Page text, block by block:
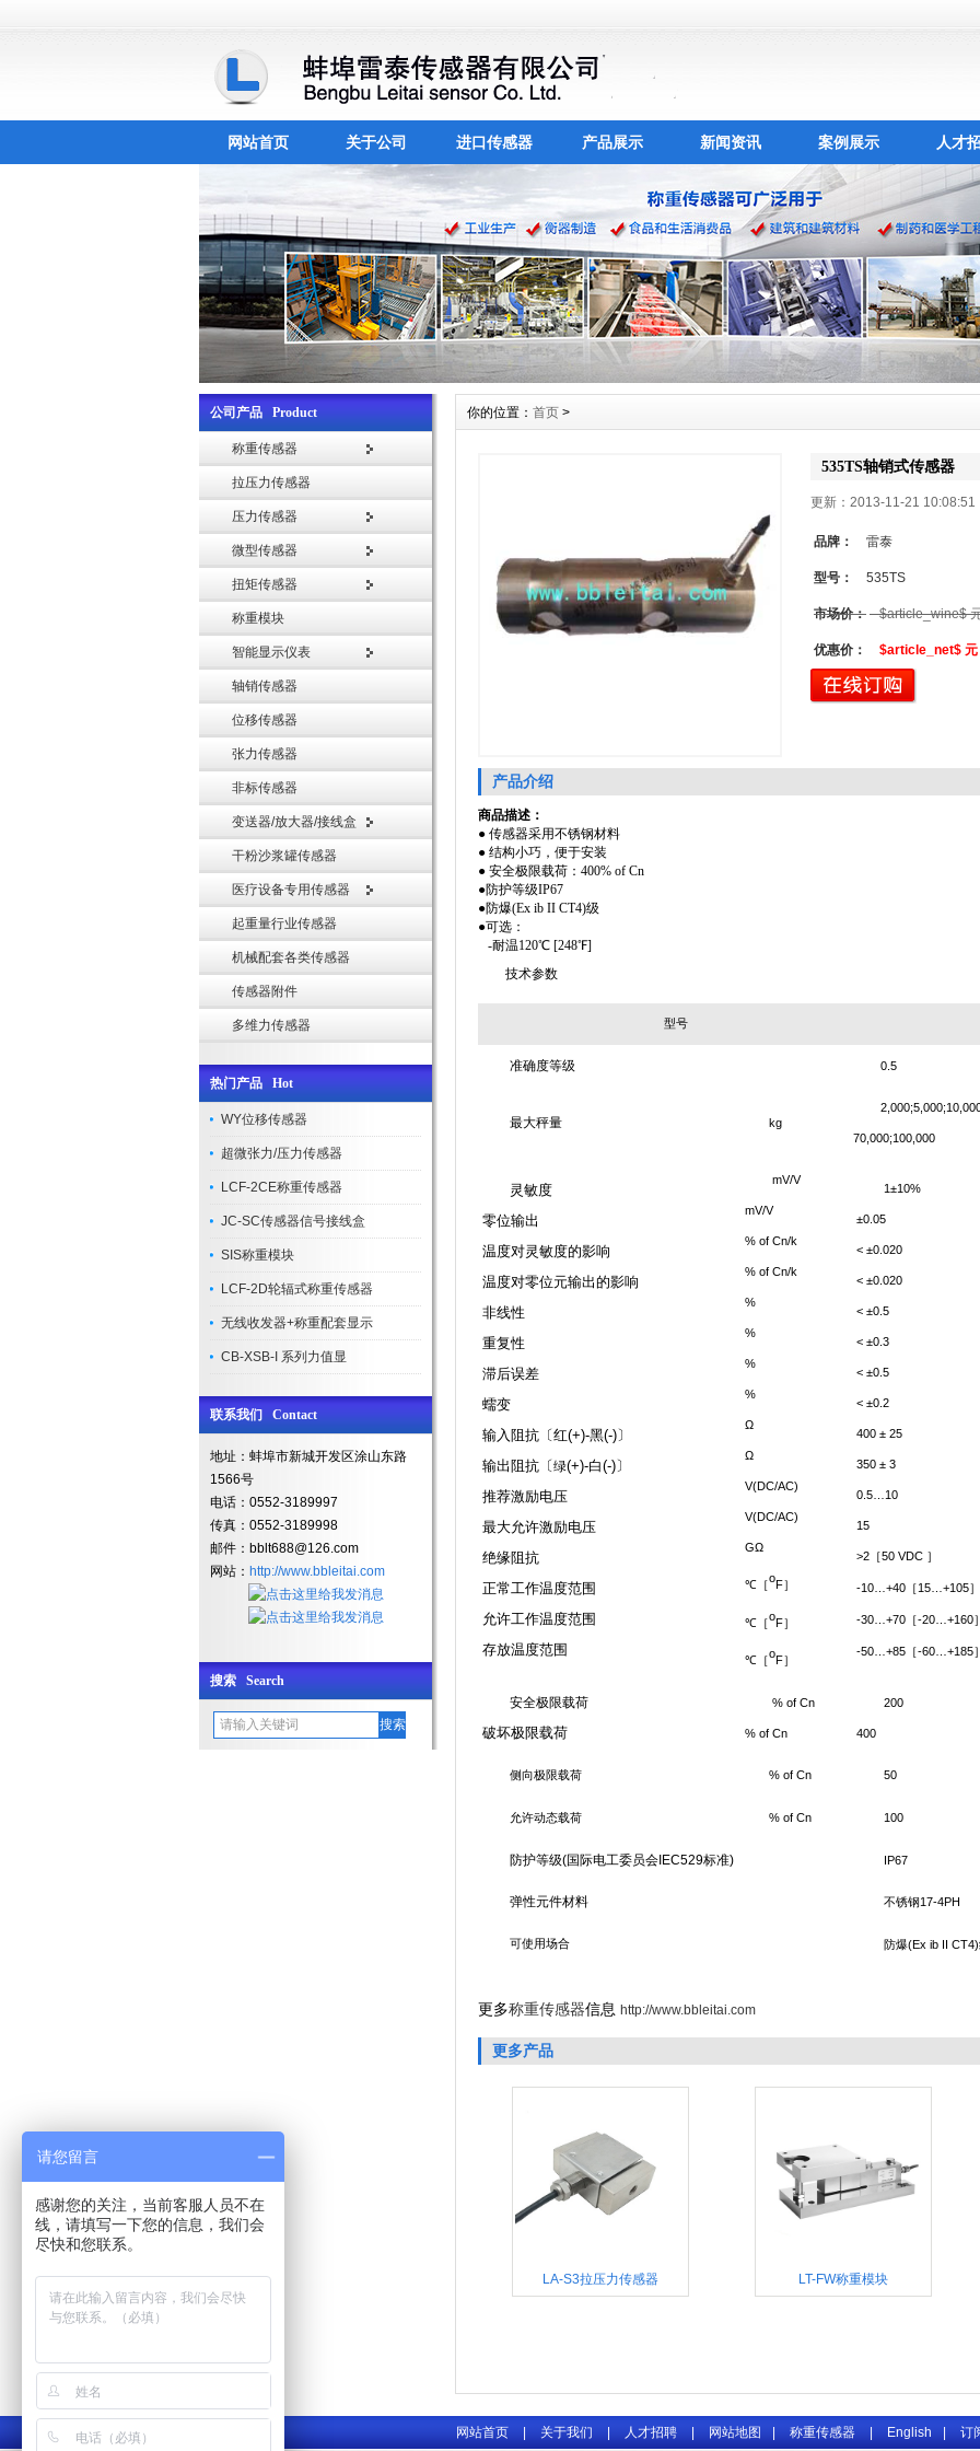
网站首页 关于公司 进口传感器 产品展示 新闻资讯 案例展示 人才
公司产品 Product
称重传感器
拉压力传感器
压力传感器
微型传感器
扭矩传感器
称重模块
智能显示仪表
轴销传感器
位移传感器
张力传感器
非标传感器
变送器/放大器/接线盒
干粉沙浆罐传感器
医疗设备专用传感器
起重量行业传感器
机械配套各类传感器
传感器附件
多维力传感器
热门产品 Hot
WY位移传感器
超微张力/压力传感器
LCF-2CE称重传感器
JC-SC传感器信号接线盒
SIS称重模块
LCF-2D轮辐式称重传感器
无线收发器+称重配套显示
CB-XSB-I 系列力值显
联系我们 Contact
地址：蚌埠市新城开发区涂山东路
1566号
电话：0552-3189997
传真：0552-3189998
邮件： bblt688@126.com
网站： http://www.bbleitai.com
搜索 Search
你的位置： 首页 >
535TS轴销式传感器
更新：2013-11-21
品牌： 雷泰
型号： 535TS
市场价： $article_wine$
优惠价： $article_net$ 元
产品介绍
商品描述：
● 传感器采用不锈钢材料
● 结构小巧，便于安装
● 安全极限载荷： 400% of Cn
●防护等级IP67
●防爆(Ex ib II CT4)级
●可选：
-耐温120℃ [248℉]
技术参数
型号
准确度等级 0.5
最大秤量 kg
70,000;100,000
灵敏度
零位输出
温度对灵敏度的影响
温度对零位元输出的影响
非线性
重复性
滞后误差
蠕变
输入阻抗〔红(+)-黑(-)〕
输出阻抗〔绿(+)-白(-)〕
推荐激励电压
最大允许激励电压
绝缘阻抗
正常工作温度范围
允许工作温度范围
存放温度范围
mV/V
mV/V
% of Cn/k
% of Cn/k
%
%
%
%
Ω
Ω
V(DC/AC)
V(DC/AC)
GΩ
℃［
oF］
℃［
oF］
℃［
oF］
1±10%
±0.05
< ±0.020
< ±0.020
< ±0.5
< ±0.3
< ±0.5
< ±0.2
400 ± 25
350 ± 3
0.5…10
15
>2 ［50 VDC ］
-10…+40 ［15…+105］
-30…+70 ［-20…+160］
-50…+85 ［-60…+185］
安全极限载荷
破坏极限载荷
% of Cn
% of Cn
200
400
侧向极限载荷 % of Cn 50
允许动态载荷 % of Cn 100
防护等级(国际电工委员会IEC529标准) IP67
弹性元件材料 不锈钢17-4PH
可使用场合 防爆(Ex ib II CT4)
更多称重传感器信息 http://www.bbleitai.com
更多产品
LA-S3拉压力传感器 LT-FW称重模块
网站首页 关于我们 人才招聘 网站地图 称重传感器 English 订
请您留言
感谢您的关注，当前客服人员不在
线，请填写一下您的信息，我们会
尽快和您联系。